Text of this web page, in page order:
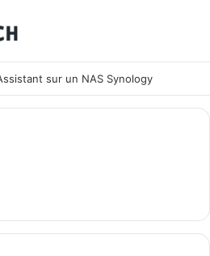
sur un NAS Synology